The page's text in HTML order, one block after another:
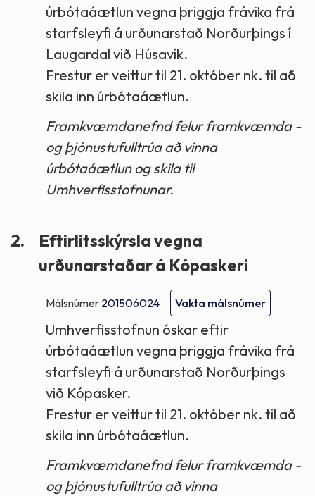
úrbótaáætlun vegna þriggja frávika frá
starfsleyfi á urðunarstað Norðurþings í
Laugardal við Húsavík.
Frestur er veittur til 21. október nk. til að
skila inn úrbótaáætlun.
Framkvæmdanefnd felur framkvæmda -
og þjónustufulltrúa að vinna
úrbótaáætlun og skila til
Umhverfisstofnunar.
2.
Eftirlitsskýrsla vegna
urðunarstaðar á Kópaskeri
Málsnúmer 201506024 Vakta málsnúmer
Umhverfisstofnun óskar eftir
úrbótaáætlun vegna þriggja frávika frá
starfsleyfi á urðunarstað Norðurþings
við Kópasker.
Frestur er veittur til 21. október nk. til að
skila inn úrbótaáætlun.
Framkvæmdanefnd felur framkvæmda -
og þjónustufulltrúa að vinna